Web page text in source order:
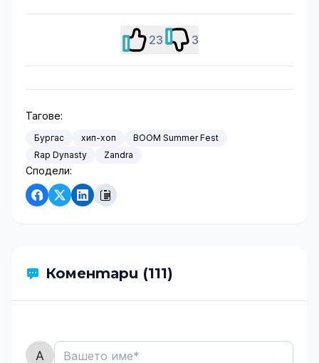
23 3
Тагове:
Бургас хип-хоп
BOOM Summer Fest
Rap Dynasty
Zandra
Сподели:
Коментари (111)